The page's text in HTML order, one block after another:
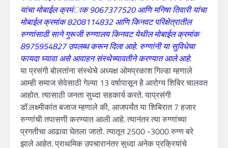
यांचा मोबाईल क्रमंाक 9067377520 आणि मनिषा तिवारी यांचा
मोबाईल क्रमांक 8208114832 आणि किनवट परिक्षेत्रातील
रुग्णांसाठी साने गुरूजी रुग्णालय किनवट येथील मोबाईल क्रमांक
8975954827 उपलब्ध करून दिला आहे. रुग्णांनी या सुविधेचा
फायदा घ्यावा असे आवाहन संस्थेच्यावतीने करण्यात आले आहे.
या प्रसंगी बोलतांना संस्थेचे अध्यक्ष ओमप्रकाश गिल्डा म्हणाले
आम्ही समाज सेवेसाठी गेल्या 13 वर्षापासून हेे आरोग्य शिबिर चालवत
आहोत. त्यासाठी जनता सुध्दा सहकार्य करते. याप्रसंगी
डॉ.लक्ष्मीकांत बजाज म्हणाले की, आजपर्यंत या शिबिरात 7 हजार
रुग्णांची तपासणी करण्यात आली आहे. त्यानंतर त्या रुग्णांच्या
प्रगतीचा आढावा घेतला जातो. त्यातून 2500 -3000 रुग्ण बरे
झाले आहेत. प्राथमिक उपचारानंतर सुध्दा अनेक प्रक्रियांचे